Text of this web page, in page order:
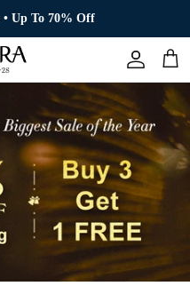
Up To 70% Off
Compte